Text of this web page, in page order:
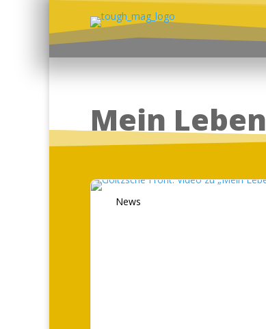
Mein Leben
News